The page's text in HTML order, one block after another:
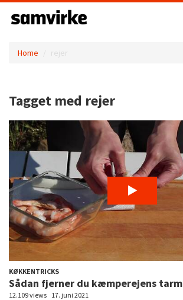
Home rejer
Tagget med rejer
KØKKENTRICKS
Sådan fjerner du kæmperejens tarm
12.109 views 17. juni 2021